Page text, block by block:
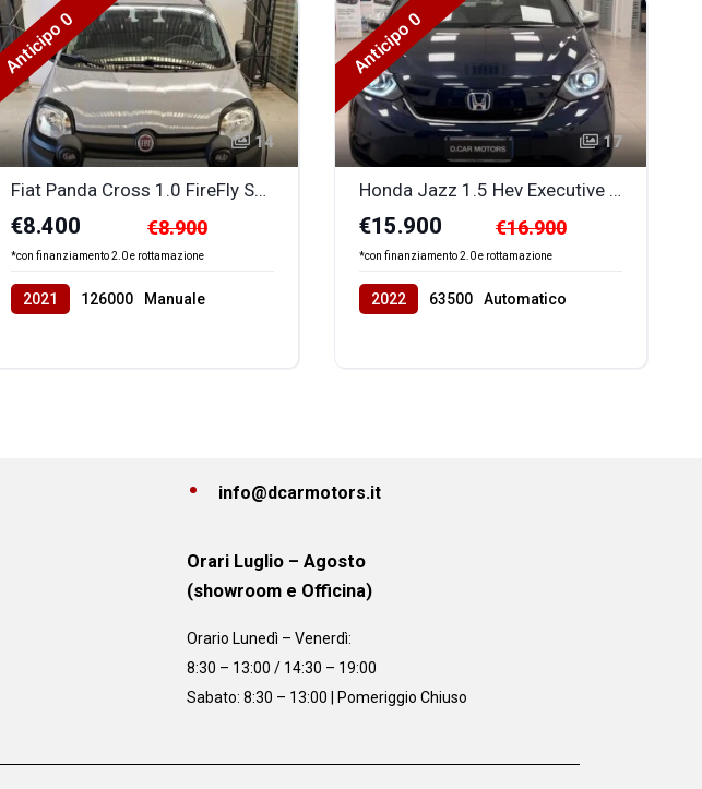
Anticipo 0
14
Fiat Panda Cross 1.0 FireFly S&S Hybrid cross
€8.400
*con finanziamento 2.0 e rottamazione
€8.900
2021 126000
Manuale
Anticipo 0
17
Honda Jazz 1.5 Hev Executive eCVT
€15.900
*con finanziamento 2.0 e rottamazione
€16.900
2022 63500
Automatico
info@dcarmotors.it
Orari Luglio – Agosto
(showroom e Officina)
Orario Lunedì – Venerdì:
8:30 – 13:00 / 14:30 – 19:00
Sabato: 8:30 – 13:00 | Pomeriggio Chiuso